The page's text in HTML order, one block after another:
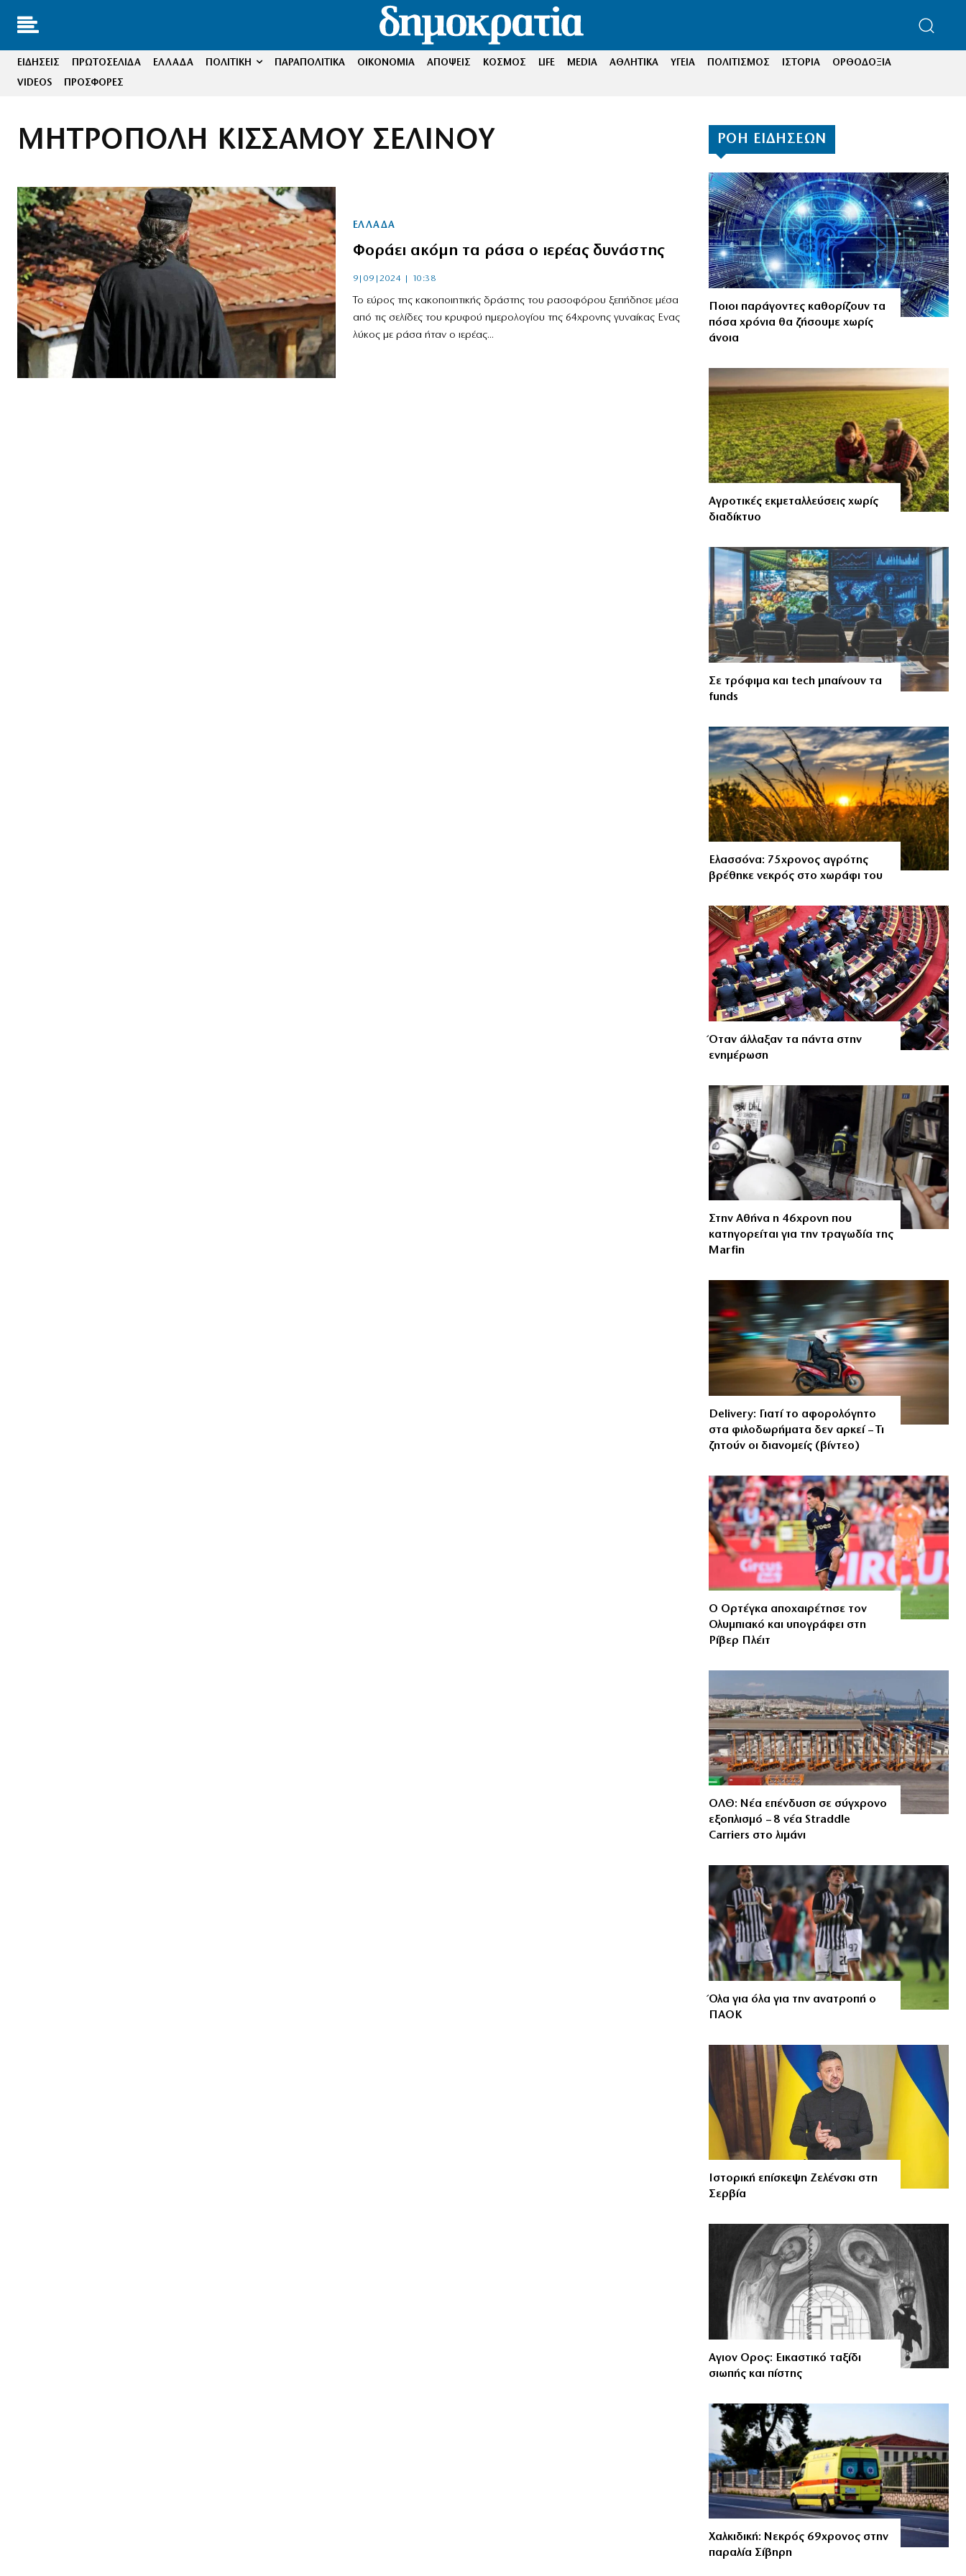
ΕΙΔΗΣΕΙΣ ΠΡΩΤΟΣΕΛΙΔΑ ΕΛΛΑΔΑ ΠΟΛΙΤΙΚΗ ΠΑΡΑΠΟΛΙΤΙΚΑ ΟΙΚΟΝΟΜΙΑ ΑΠΟΨΕΙΣ ΚΟΣΜΟΣ LIFE MEDIA ΑΘΛΗΤΙΚΑ ΥΓΕΙΑ ΠΟΛΙΤΙΣΜΟΣ ΙΣΤΟΡΙΑ
ΟΡΘΟΔΟΞΙΑ
VIDEOS
ΠΡΟΣΦΟΡΕΣ
ΜΗΤΡΟΠΟΛΗ ΚΙΣΣΑΜΟΥ ΣΕΛΙΝΟΥ
ΕΛΛΑΔΑ
Φοράει ακόμη τα ράσα ο ιερέας δυνάστης
9|09|2024 | 10:38
Το εύρος της κακοποιητικής δράστης του ρασοφόρου ξεπήδησε μέσα
από τις σελίδες του κρυφού ημερολογίου της 64χρονης γυναίκας Ενας
λύκος με ράσα ήταν ο ιερέας...
ΡΟΗ ΕΙΔΗΣΕΩΝ
Ποιοι παράγοντες καθορίζουν τα
πόσα χρόνια θα ζήσουμε χωρίς
άνοια
Αγροτικές εκμεταλλεύσεις χωρίς
διαδίκτυο
Σε τρόφιμα και tech μπαίνουν τα
funds
Ελασσόνα: 75χρονος αγρότης
βρέθηκε νεκρός στο χωράφι του
Όταν άλλαξαν τα πάντα στην
ενημέρωση
Στην Αθήνα η 46χρονη που
κατηγορείται για την τραγωδία της
Marfin
Delivery: Γιατί το αφορολόγητο
στα φιλοδωρήματα δεν αρκεί – Τι
ζητούν οι διανομείς (βίντεο)
Ο Ορτέγκα αποχαιρέτησε τον
Ολυμπιακό και υπογράφει στη
Ρίβερ Πλέιτ
ΟΛΘ: Νέα επένδυση σε σύγχρονο
εξοπλισμό – 8 νέα Straddle
Carriers στο λιμάνι
Όλα για όλα για την ανατροπή ο
ΠΑΟΚ
Ιστορική επίσκεψη Ζελένσκι στη
Σερβία
Αγιον Ορος: Εικαστικό ταξίδι
σιωπής και πίστης
Χαλκιδική: Νεκρός 69χρονος στην
παραλία Σίβηρη